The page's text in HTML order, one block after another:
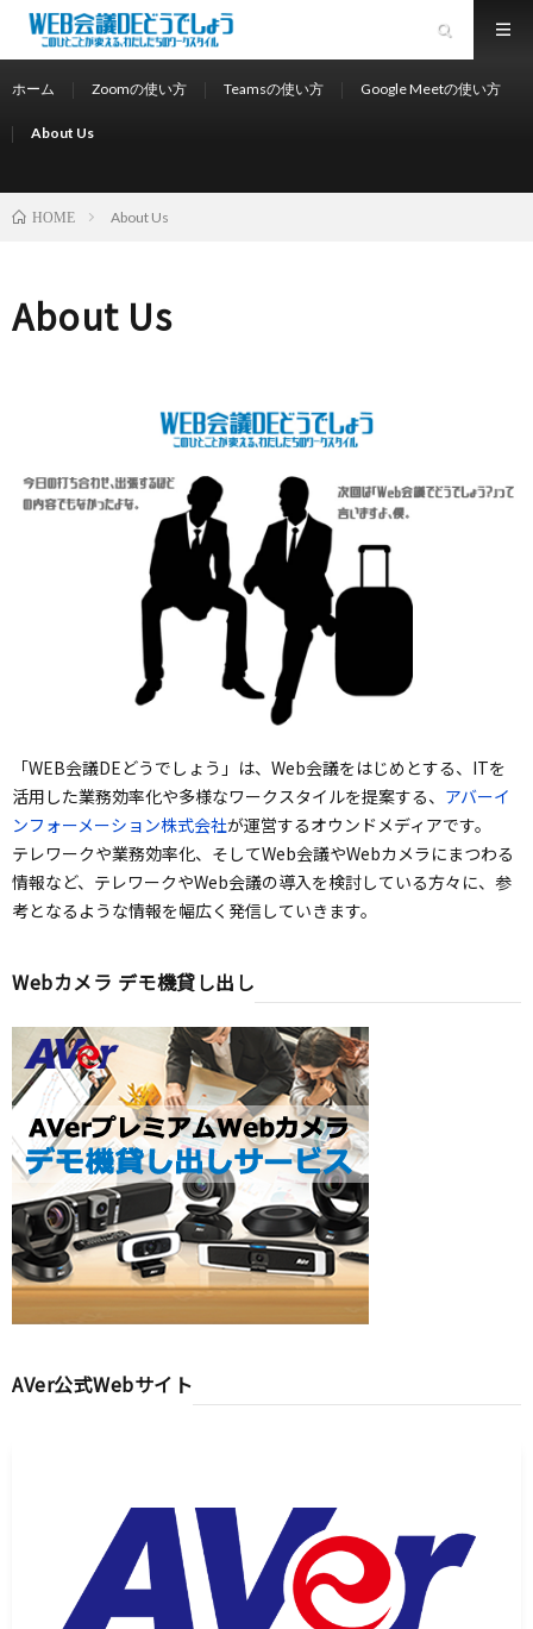
ホーム Zoomの使い方 Teamsの使い方 Google Meetの使い方
About Us
HOME About Us
About Us
「WEB会議DEどうでしょう」は、Web会議をはじめとする、ITを
活用した業務効率化や多様なワークスタイルを提案する、 アバーイ
ンフォーメーション株式会社が運営するオウンドメディアです。
テレワークや業務効率化、そしてWeb会議やWebカメラにまつわる
情報など、テレワークやWeb会議の導入を検討している方々に、参
考となるような情報を幅広く発信していきます。
Webカメラ デモ機貸し出し
AVer公式Webサイト